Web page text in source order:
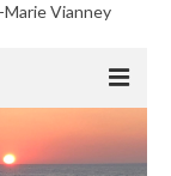
Marie Vianney